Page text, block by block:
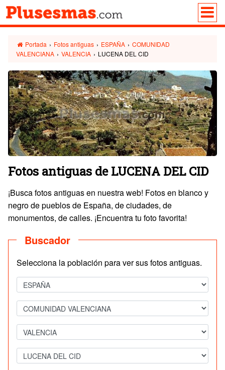
Portada › Fotos antiguas › ESPAÑA › COMUNIDAD
VALENCIANA › VALENCIA › LUCENA DEL CID
Fotos antiguas de LUCENA DEL CID
¡Busca fotos antiguas en nuestra web! Fotos en blanco y
negro de pueblos de España, de ciudades, de
monumentos, de calles. ¡Encuentra tu foto favorita!
Buscador
Selecciona la población para ver sus fotos antiguas.